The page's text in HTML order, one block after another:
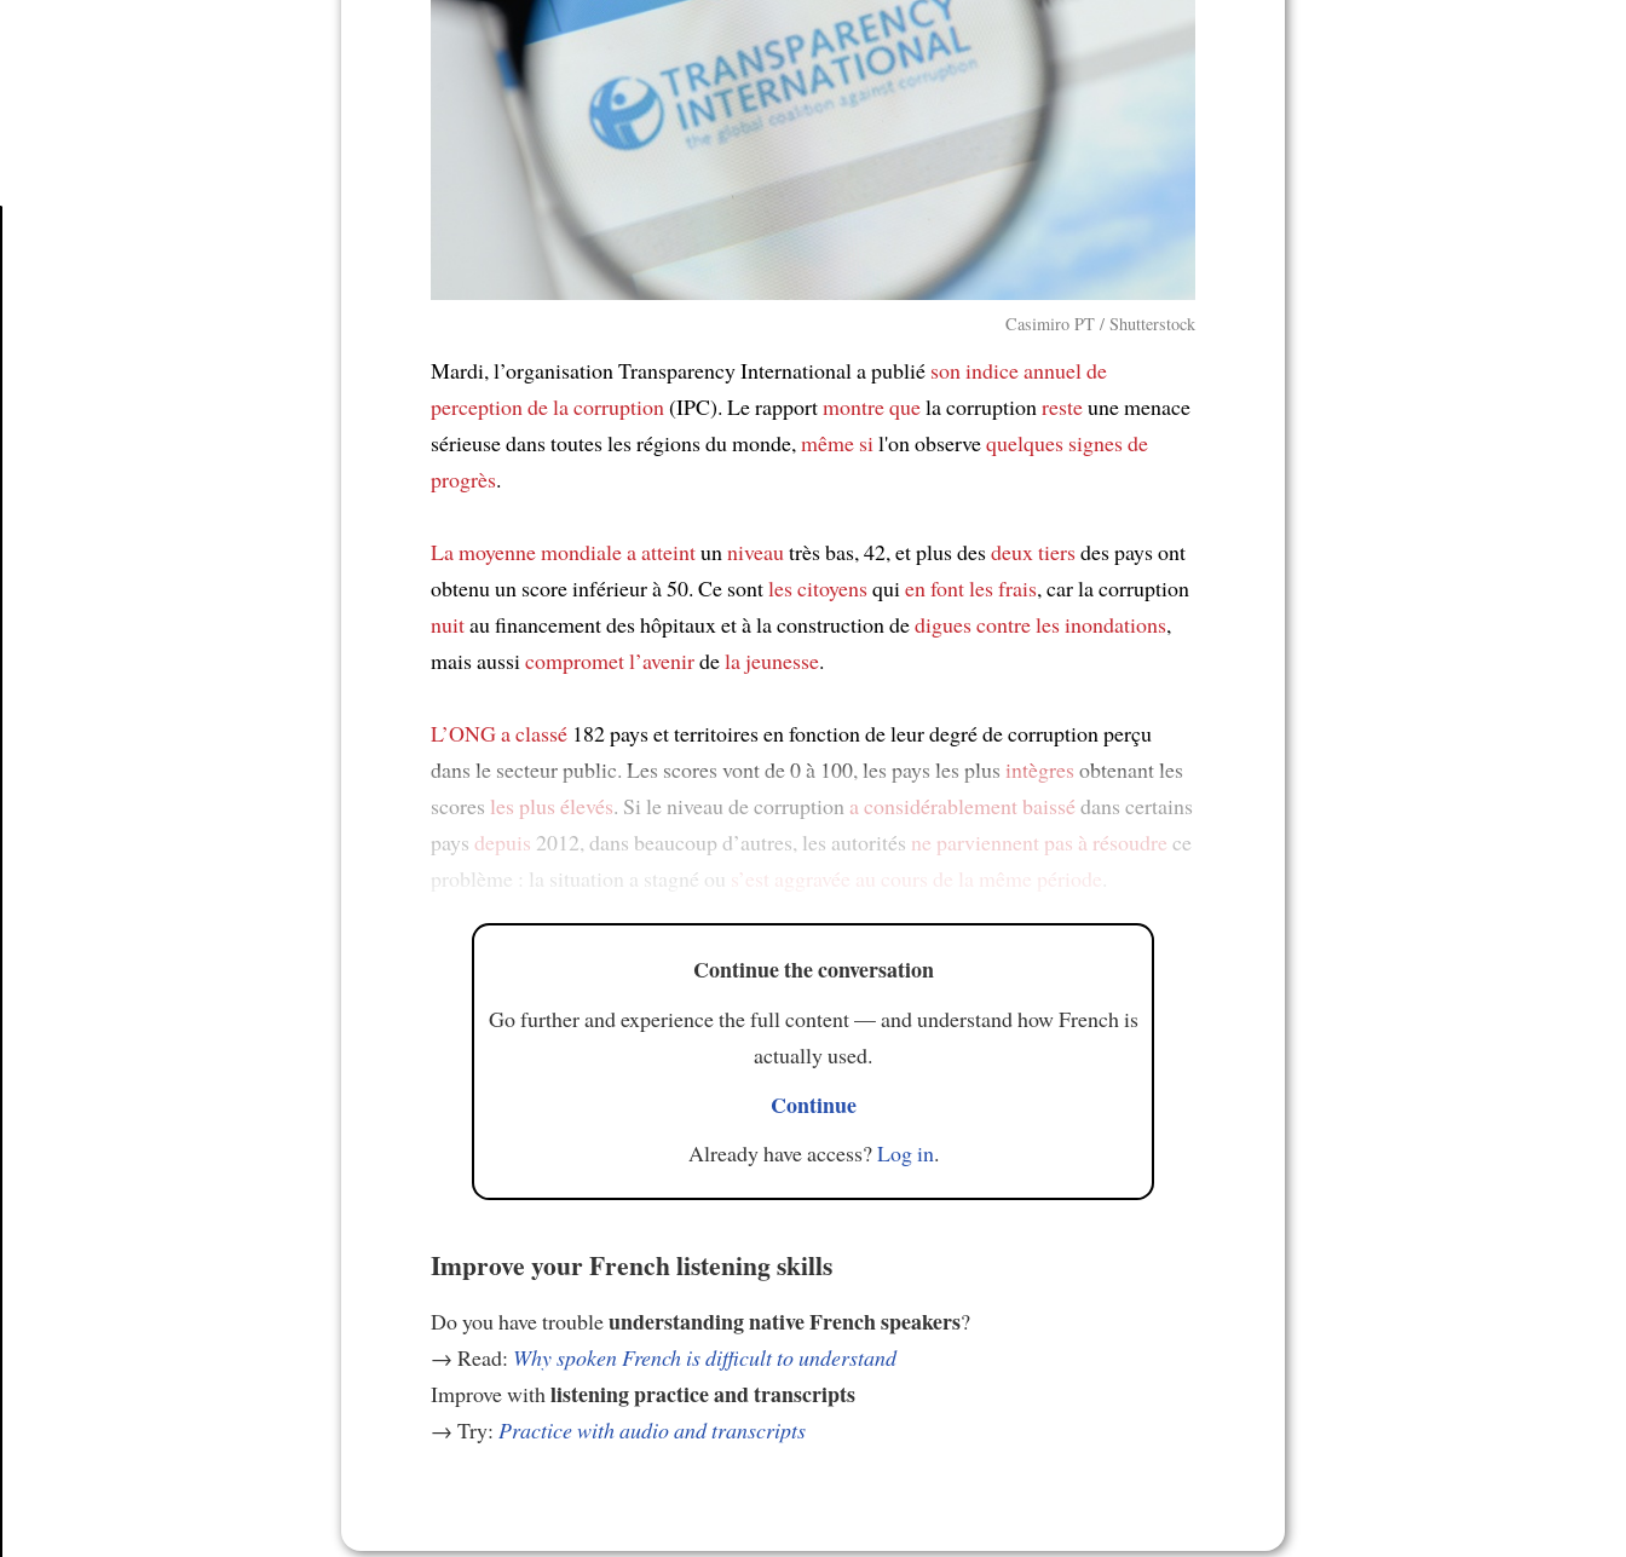
Casimiro PT / Shutterstock
Mardi, l’organisation Transparency International a publié son indice annuel de
perception de la corruption(IPC). Le rapportmontre quela corruptionresteune menace
sérieuse dans toutes les régions du monde,même sil'on observequelques signes de
progrès.
La moyenne mondialea atteintunniveautrès bas, 42, et plus desdeux tiersdes pays ont
obtenu un score inférieur à 50. Ce sontles citoyensquien font les frais, car la corruption
nuitau financement des hôpitaux et à la construction dedigues contre les inondations,
mais aussicomprometl’avenirdela jeunesse.
L’ONGa classé 182 pays et territoires en fonction de leur degré de corruption perçu
dans le secteur public. Les scores vont de 0 à 100, les pays les plus intègres obtenant les
scores les plus élevés. Si le niveau de corruption a considérablement baissédans certains
pays depuis 2012, dans beaucoup d’autres, les autorités ne parviennent pas à résoudre ce
problème : la situation a stagné ou s’est aggravée au cours de la même période
Continue the conversation
Go further and experience the full content — and understand how French is
actually used.
Continue
Already have access?Log in.
Improve your French listening skills
Do you have troubleunderstanding native French speakers?
→ Read: Why spoken French is difficult to understand
Improve with listening practice and transcripts
→ Try: Practice with audio and transcripts